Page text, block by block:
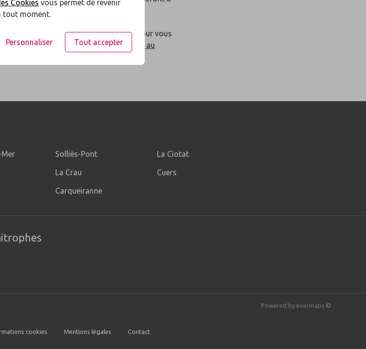
conseillers seront à votre disposition pour vous
,Entreprises et à l' investissement au
Mer Solliès-Pont
La Crau
Carqueiranne
La Ciotat
Cuers
Powered by evermaps ©
cookies Mentions légales Contact
Cookies vous permet de revenir
tout moment.
Personnaliser Tout accepter